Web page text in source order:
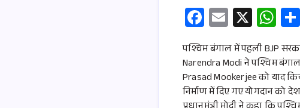
Fa
ce
b
o
o
E
m
ail
X W
h
at
s
A
पश्चिम बंगाल में पहली BJP
Narendra Modi ने पश्चिम
Prasad Mookerjee को याद
निर्माण में दिए गए योगदान को